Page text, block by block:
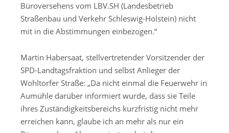
Büroversehens vom LBV.SH (Landesbetrieb
Straßenbau und Verkehr Schleswig-Holstein) nicht
mit in die Abstimmungen einbezogen.“
Martin Habersaat, stellvertretender Vorsitzender der
SPD-Landtagsfraktion und selbst Anlieger der
Wohltorfer Straße: „Da nicht einmal die Feuerwehr in
Aumühle darüber informiert wurde, dass sie Teile
ihres Zuständigkeitsbereichs kurzfristig nicht mehr
erreichen kann, glaube ich an mehr als nur ein